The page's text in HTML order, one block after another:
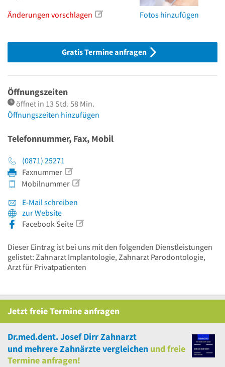
Änderungen vorschlagen
Fotos hinzufügen
Gratis Termine anfragen
Öffnungszeiten
öffnet in 13 Std. 58 Min.
Öffnungszeiten hinzufügen
Telefonnummer, Fax, Mobil
(0871) 25271
Faxnummer
Mobilnummer
E-Mail schreiben
zur Website
Facebook Seite
Dieser Eintrag ist bei uns mit den folgenden Dienstleistungen
gelistet: Zahnarzt Implantologie, Zahnarzt Parodontologie,
Arzt für Privatpatienten
JetztfreieTermine anfragen
Dr.med.dent. Josef Dirr Zahnarzt
und mehrereZahnärzte vergleichen undfreie
Termine anfragen!